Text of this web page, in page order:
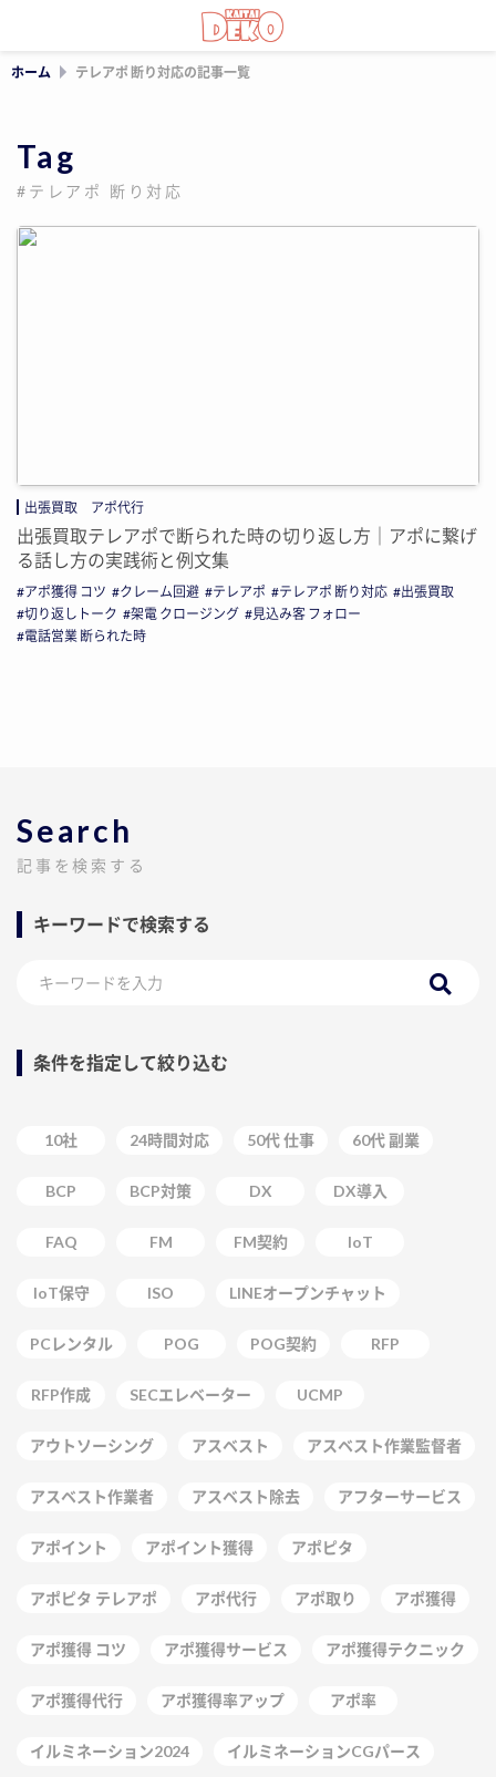
ホーム テレアポ 断り対応の記事一覧
Tag
#テレアポ 断り対応
出張買取 アポ代行
出張買取テレアポで断られた時の切り返し方｜アポに繋げ
る話し方の実践術と例文集
アポ獲得 コツ クレーム回避 テレアポ テレアポ 断り対応
出張買取
切り返しトーク
架電 クロージング
見込み客 フォロー
電話営業 断られた時
Search
記事を検索する
キーワードで検索する
条件を指定して絞り込む
10社 24時間対応 50代 仕事 60代 副業
BCP BCP対策 DX DX導入
FAQ FM FM契約 IoT
IoT保守 ISO LINEオープンチャット
PCレンタル POG POG契約 RFP
RFP作成 SECエレベーター UCMP
アウトソーシング アスベスト アスベスト作業監督者
アスベスト作業者 アスベスト除去 アフターサービス
アポイント アポイント獲得 アポピタ
アポピタ テレアポ アポ代行 アポ取り アポ獲得
アポ獲得 コツ アポ獲得サービス アポ獲得テクニック
アポ獲得代行 アポ獲得率アップ アポ率
イルミネーション2024 イルミネーションCGパース